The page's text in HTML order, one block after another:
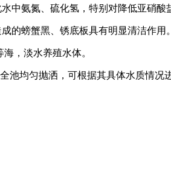
中氨氮、硫化氢，特别对降低亚硝酸
的螃蟹黑、锈底板具有明显清洁作用。
，淡水养殖水体。
池均匀抛洒，可根据其具体水质情况